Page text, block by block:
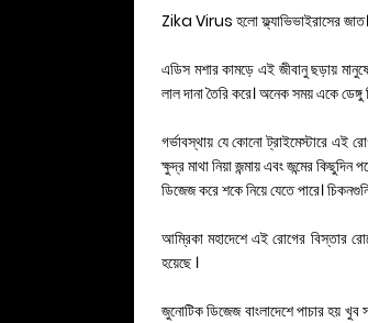
Zika Virus হলো ফ্ল্যাভিভাইরাসের
এডিস মশার কামড়ে এই জীবানু ছড়ায়
লাল দানা তৈরি করে। অনেক সময় একে
গর্ভাবস্থায় যে কোনো ট্রাইমেস্টারে এই
ক্ষুদ্র মাথা নিয়া জন্মায় এবং জন্মের
ডিজেজ করে শকে নিয়ে যেতে পারে।
আম্রিকা মহাদেশে এই রোগের বিস্তার
হয়েছে ।
জুনোটিক ডিজেজ বাংলাদেশে পাচার হয়